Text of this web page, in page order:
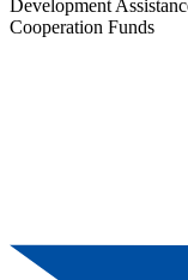
Development
Cooperation Funds